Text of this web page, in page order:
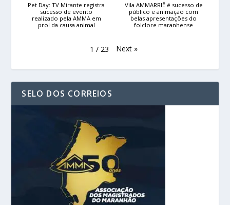
Pet Day: TV Mirante registra
sucesso de evento
realizado pela AMMA em
prol da causa animal
Vila AMMARRIÊ é sucesso de
público e animação com
belas apresentações do
folclore maranhense
1 / 23 Next »
SELO DOS CORREIOS